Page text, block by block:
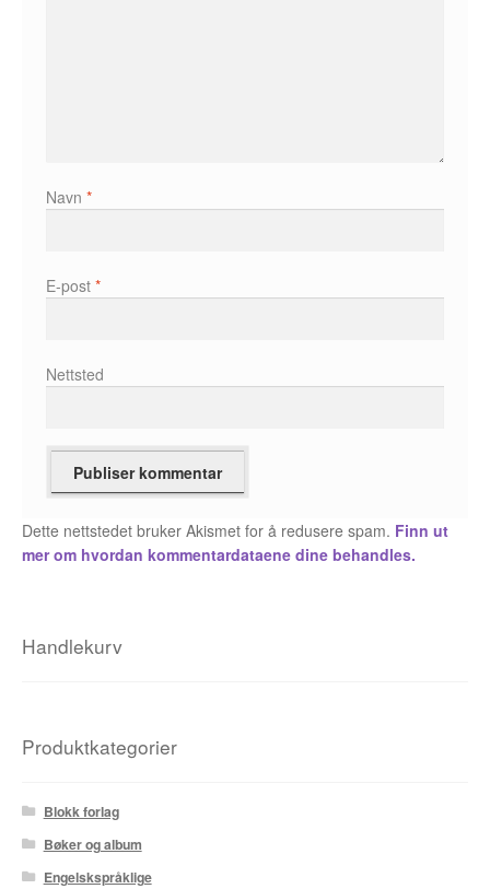
Lene Ask
Max Estes
Ronny Haugeland
Rui Tenreiro
Thomas Falla Eriksen
Tim Ng Tvedt
Navn*
E-post*
Nettsted
Dette nettstedet bruker Akismet for å redusere spam. Finn ut
mer om hvordan kommentardataene dine behandles.
Handlekurv
Produktkategorier
Blokk forlag
Bøker og album
Engelskspråklige